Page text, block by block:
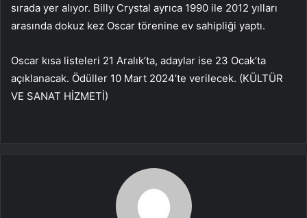
sırada yer alıyor. Billy Crystal ayrıca 1990 ile 2012 yılları
arasında dokuz kez Oscar törenine ev sahipliği yaptı.
Oscar kısa listeleri 21 Aralık’ta, adaylar ise 23 Ocak’ta
açıklanacak. Ödüller 10 Mart 2024’te verilecek. (KÜLTÜR
VE SANAT HİZMETİ)